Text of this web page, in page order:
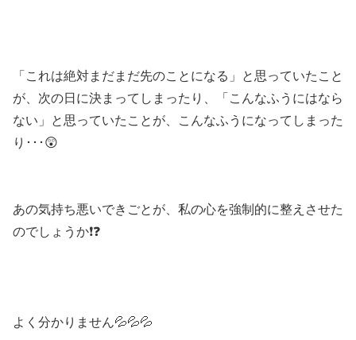
「これは絶対まだまだ先のことになる」と思っていたこと
が、次の日に決まってしまったり、「こんなふうにはなら
ない」と思っていたことが、こんなふうになってしまった
り･･･😲
あの気持ち悪いできごとが、私の心を強制的に整えさせた
のでしょうか❗❓
よく分かりません💦💦💦